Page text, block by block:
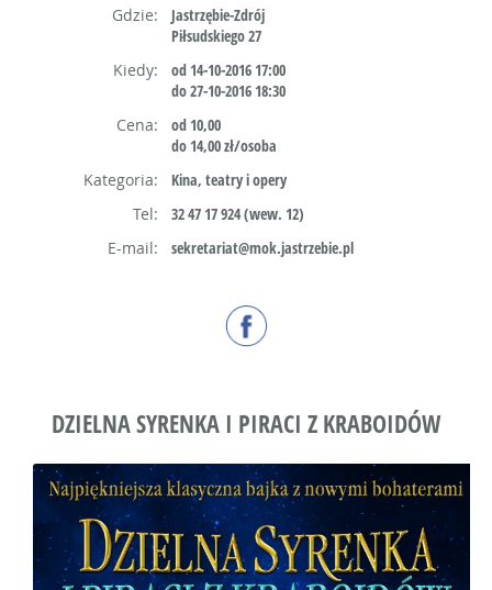
Gdzie:
Jastrzębie-Zdrój
Piłsudskiego 27
Kiedy:
od 14-10-2016 17:00
do 27-10-2016 18:30
Cena:
od 10,00
do 14,00 zł/osoba
Kategoria:
Kina, teatry i opery
Tel:
32 47 17 924 (wew. 12)
E-mail:
sekretariat@mok.jastrzebie.pl
DZIELNA SYRENKA I PIRACI Z KRABOIDÓW